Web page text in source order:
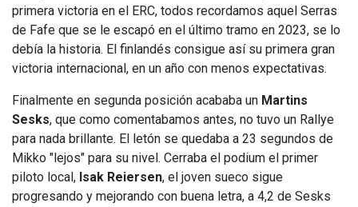
primera victoria en el ERC, todos recordamos aquel Serras
de Fafe que se le escapó en el último tramo en 2023, se lo
debía la historia. El finlandés consigue así su primera gran
victoria internacional, en un año con menos expectativas.
Finalmente en segunda posición acababa un Martins
Sesks, que como comentabamos antes, no tuvo un Rallye
para nada brillante. El letón se quedaba a 23 segundos de
Mikko "lejos" para su nivel. Cerraba el podium el primer
piloto local, Isak Reiersen, el joven sueco sigue
progresando y mejorando con buena letra, a 4,2 de Sesks